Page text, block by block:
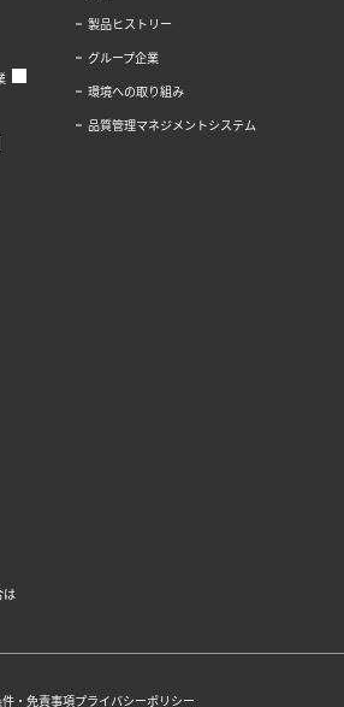
製品ヒストリー
グループ企業
環境への取り組み
品質管理マネジメントシステム
・免責事項プライバシーポリシー